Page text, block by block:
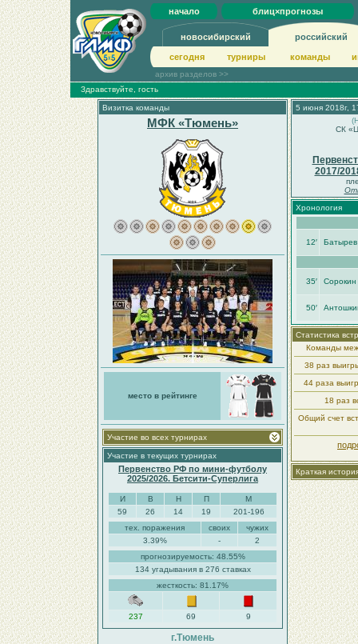
начало блиц×прогнозы
новосибирский российский
сегодня турниры команды
архив разделов >>
Здравствуйте, гость
Визитка команды
МФК «Тюмень»
место в рейтинге
Участие во всех турнирах
Участие в текущих турнирах
Первенство РФ по мини-футболу
2025/2026. Бетсити-Суперлига
И В Н П
М
59
26 14 19
201-196
тех. поражения
своих
чужих
3.39%
-
2
прогнозируемость: 48.55%
134 угадывания в 276 ставках
жесткость: 81.17%
237 69 9
г.Тюмень
5 июня 2018г,
СК
2017/
Хронология
12′ Батырев
35′
50′
Статистика
Команды
38 раз
44 раза
18 раз
Общий счет
Краткая